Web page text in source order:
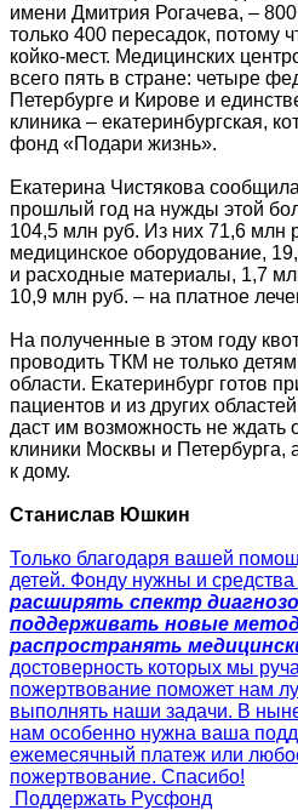
имени Дмитрия Рогачева, – 800
только 400 пересадок, потому
койко-мест. Медицинских
всего пять в стране: четыре
Петербурге и Кирове и
клиника – екатеринбургская,
фонд «Подари жизнь».
Екатерина Чистякова
прошлый год на нужды этой
104,5 млн руб. Из них 71,6 млн
медицинское оборудование,
и расходные материалы, 1,7
10,9 млн руб. – на платное
На полученные в этом году
проводить ТКМ не только
области. Екатеринбург готов
пациентов и из других
даст им возможность не
клиники Москвы и Петербурга,
к дому.
Станислав Юшкин
Только благодаря вашей
детей. Фонду нужны и
расширять спектр
поддерживать новые
распространять
достоверность которых мы
пожертвование поможет нам
выполнять наши задачи. В
нам особенно нужна ваша
ежемесячный платеж или
пожертвование. Спасибо!
Поддержать Русфонд